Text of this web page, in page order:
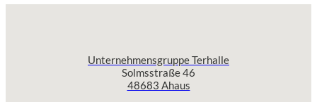
Unternehmensgruppe Terhalle
Solmsstraße 46
48683 Ahaus